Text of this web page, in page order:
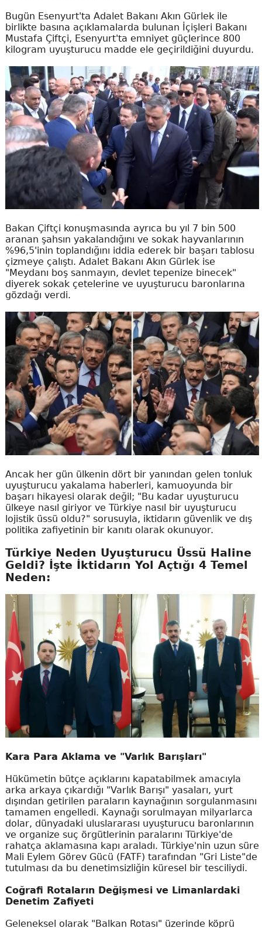
Bugün Esenyurt'ta Adalet Bakanı Akın Gürlek ile
birlikte basına açıklamalarda bulunan İçişleri Bakanı
Mustafa Çiftçi, Esenyurt'ta emniyet güçlerince 800
kilogram uyuşturucu madde ele geçirildiğini duyurdu.
Bakan Çiftçi konuşmasında ayrıca bu yıl 7 bin 500
aranan şahsın yakalandığını ve sokak hayvanlarının
%96,5'inin toplandığını iddia ederek bir başarı tablosu
çizmeye çalıştı. Adalet Bakanı Akın Gürlek ise
"Meydanı boş sanmayın, devlet tepenize binecek"
diyerek sokak çetelerine ve uyuşturucu baronlarına
gözdağı verdi.
Ancak her gün ülkenin dört bir yanından gelen tonluk
uyuşturucu yakalama haberleri, kamuoyunda bir
başarı hikayesi olarak değil; "Bu kadar uyuşturucu
ülkeye nasıl giriyor ve Türkiye nasıl bir uyuşturucu
lojistik üssü oldu?" sorusuyla, iktidarın güvenlik ve dış
politika zafiyetinin bir kanıtı olarak okunuyor.
Türkiye Neden Uyuşturucu Üssü Haline
Geldi? İşte İktidarın Yol Açtığı 4 Temel
Neden:
Kara Para Aklama ve "Varlık Barışları"
Hükümetin bütçe açıklarını kapatabilmek amacıyla
arka arkaya çıkardığı "Varlık Barışı" yasaları, yurt
dışından getirilen paraların kaynağının sorgulanmasını
tamamen engelledi. Kaynağı sorulmayan milyarlarca
dolar, dünyadaki uluslararası uyuşturucu baronlarının
ve organize suç örgütlerinin paralarını Türkiye'de
rahatça aklamasına kapı araladı. Türkiye'nin uzun süre
Mali Eylem Görev Gücü (FATF) tarafından "Gri Liste"de
tutulması da bu denetimsizliğin küresel bir tesciliydi.
Coğrafi Rotaların Değişmesi ve Limanlardaki
Denetim Zafiyeti
Geleneksel olarak "Balkan Rotası" üzerinde köprü